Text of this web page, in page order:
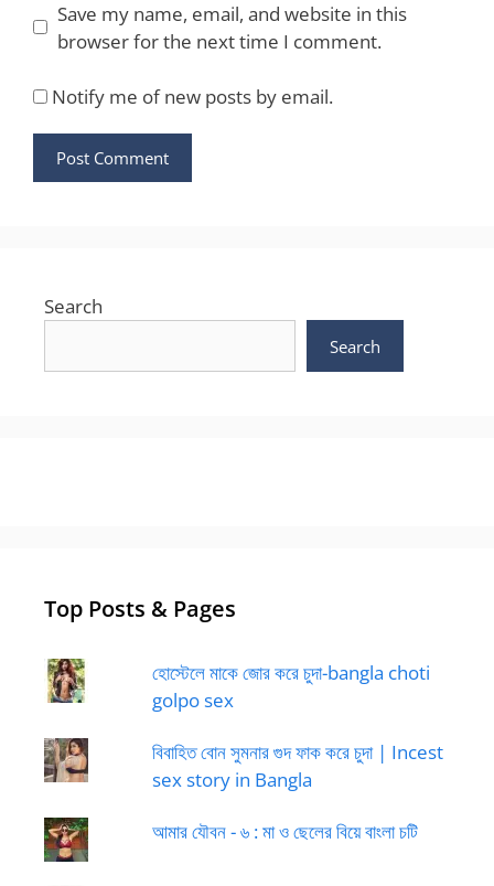
Save my name, email, and website in this
browser for the next time I comment.
Notify me of new posts by email.
Search
Search
Top Posts & Pages
হোস্টেলে মাকে জোর করে চুদা-bangla choti
golpo sex
বিবাহিত বোন সুমনার গুদ ফাক করে চুদা | Incest
sex story in Bangla
আমার যৌবন - ৬ : মা ও ছেলের বিয়ে বাংলা চটি